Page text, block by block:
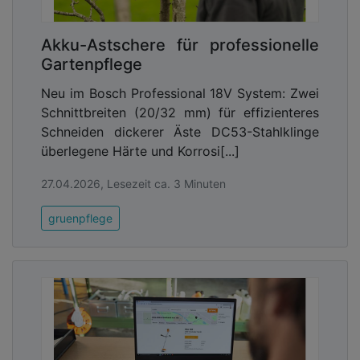
„Von Kundenseite wurde häufiger der Wunsch
geäußert, von einer schweren Beton-Guss-
Rahmen auszutauschen. Da der Durchmesser
perfekt in einen Standard-Beton-Guss-Rahmen
passt, galt es, eine Lösung für den
Höhenunterschied zu finden. Mit dem PE-
Akku-Astschere für professionelle
Gartenpflege
Neu im Bosch Professional 18V System: Zwei
Schnittbreiten (20/32 mm) für effizienteres
Schneiden dickerer Äste DC53-Stahlklinge
überlegene Härte und Korrosi[...]
27.04.2026, Lesezeit ca. 3 Minuten
gruenpflege